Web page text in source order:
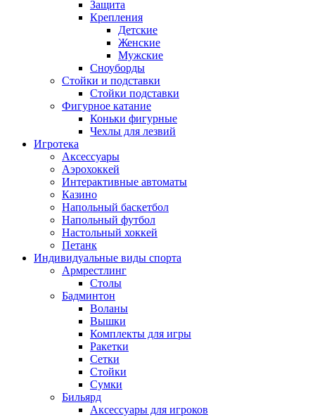
Защита
Крепления
Детские
Женские
Мужские
Сноуборды
Стойки и подставки
Cтойки подставки
Фигурное катание
Коньки фигурные
Чехлы для лезвий
Игротека
Аксессуары
Аэрохоккей
Интерактивные автоматы
Казино
Напольный баскетбол
Напольный футбол
Настольный хоккей
Петанк
Индивидуальные виды спорта
Армрестлинг
Столы
Бадминтон
Воланы
Вышки
Комплекты для игры
Ракетки
Сетки
Стойки
Сумки
Бильярд
Аксессуары для игроков